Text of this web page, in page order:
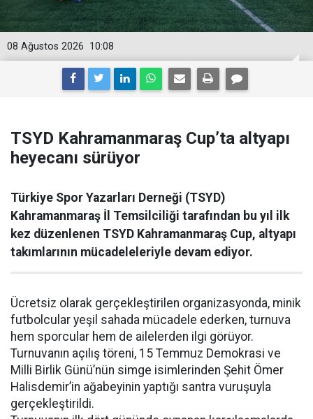
10:08
08 Ağustos 2026
TSYD Kahramanmaraş Cup’ta altyapı
heyecanı sürüyor
Türkiye Spor Yazarları Derneği (TSYD)
Kahramanmaraş İl Temsilciliği tarafından bu yıl ilk
kez düzenlenen TSYD Kahramanmaraş Cup, altyapı
takımlarının mücadeleleriyle devam ediyor.
Ücretsiz olarak gerçekleştirilen organizasyonda, minik
futbolcular yeşil sahada mücadele ederken, turnuva
hem sporcular hem de ailelerden ilgi görüyor.
Turnuvanın açılış töreni, 15 Temmuz Demokrasi ve
Milli Birlik Günü’nün simge isimlerinden Şehit Ömer
Halisdemir’in ağabeyinin yaptığı santra vuruşuyla
gerçekleştirildi.